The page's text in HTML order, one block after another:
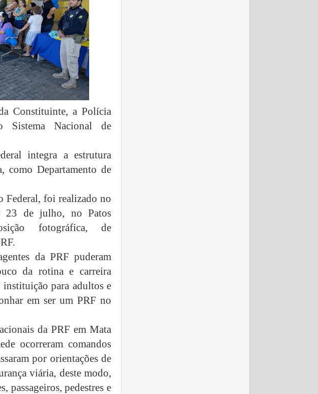
Constituinte, a Polícia
Sistema Nacional de
integra a estrutura
como Departamento de
Federal, foi realizado no
23 de julho, no Patos
fotográfica, de
da PRF puderam
da rotina e carreira
para adultos e
em ser um PRF no
da PRF em Mata
ocorreram comandos
por orientações de
viária, deste modo,
passageiros, pedestres e